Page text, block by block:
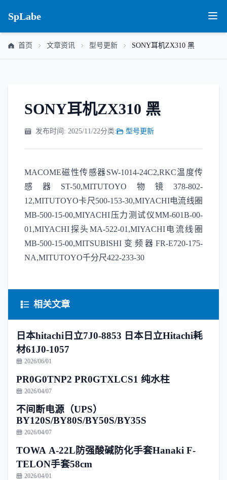
SpLabe
首页 文章资讯 型号更新 SONY耳机ZX310 黑
SONY耳机ZX310 黑
发布时间: 2025/11/22分类: 型号更新
MACOME磁性传感器SW-1014-24C2,RKC温度传
感器ST-50,MITUTOYO物镜378-802-
12,MITUTOYO卡尺500-153-30,MIYACHI电流线圈
MB-500-15-00,MIYACHI压力测试仪MM-601B-00-
01,MIYACHI探头MA-522-01,MIYACHI电流线圈
MB-500-15-00,MITSUBISHI变频器FR-E720-175-
NA,MITUTOYO千分尺422-233-30
相关文章
日本hitachi日立7J0-8853 日本日立Hitachi耗
材61J0-1057
2026/06/01
PR0G0TNP2 PR0GTXLCS1 纯水柱
2026/04/07
不间断电源（UPS）
BY120S/BY80S/BY50S/BY35S
2026/04/07
TOWA A-22L防强酸碱防化手套Hanaki F-
TELON手套58cm
2026/04/01